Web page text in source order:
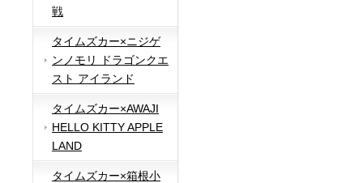
戦
タイムズカー×ニジゲ
ンノモリ ドラゴンクエ
スト アイランド
タイムズカー×AWAJI
HELLO KITTY APPLE
LAND
タイムズカー×箱根小